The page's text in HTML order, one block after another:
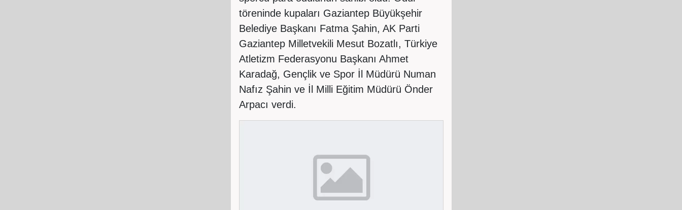
töreninde kupaları Gaziantep Büyükşehir
Belediye Başkanı Fatma Şahin, AK Parti
Gaziantep Milletvekili Mesut Bozatlı, Türkiye
Atletizm Federasyonu Başkanı Ahmet
Karadağ, Gençlik ve Spor İl Müdürü Numan
Nafız Şahin ve İl Milli Eğitim Müdürü Önder
Arpacı verdi.